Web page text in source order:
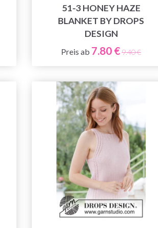
51-3 HONEY HAZE
BLANKET BY DROPS
DESIGN
Preis ab 7.80 €9.40 €